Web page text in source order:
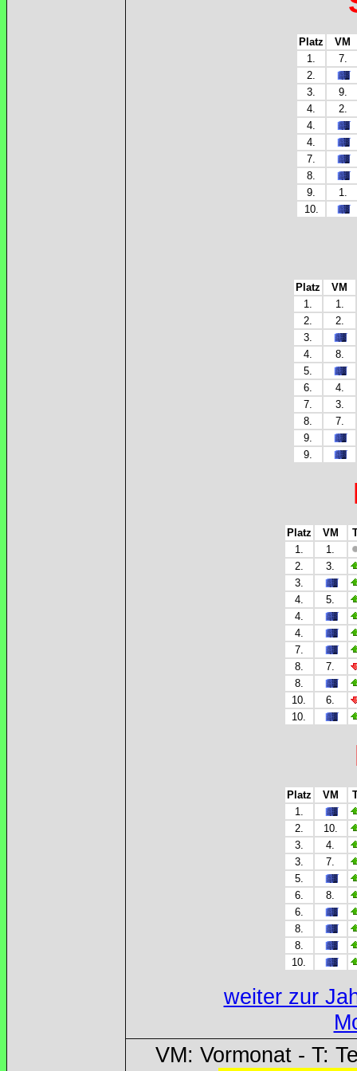
Platz
VM
1.
7.
2.
3.
9.
4.
2.
4.
4.
7.
8.
9.
1.
10.
Platz
VM
1.
1.
2.
2.
3.
4.
8.
5.
6.
4.
7.
3.
8.
7.
9.
9.
Platz VM
1.
1.
2.
3.
3.
4.
5.
4.
4.
7.
8.
7.
8.
10.
6.
10.
Platz VM
1.
2.
10.
3.
4.
3.
7.
5.
6.
8.
6.
8.
8.
10.
weiter zur
VM: Vormonat - T: